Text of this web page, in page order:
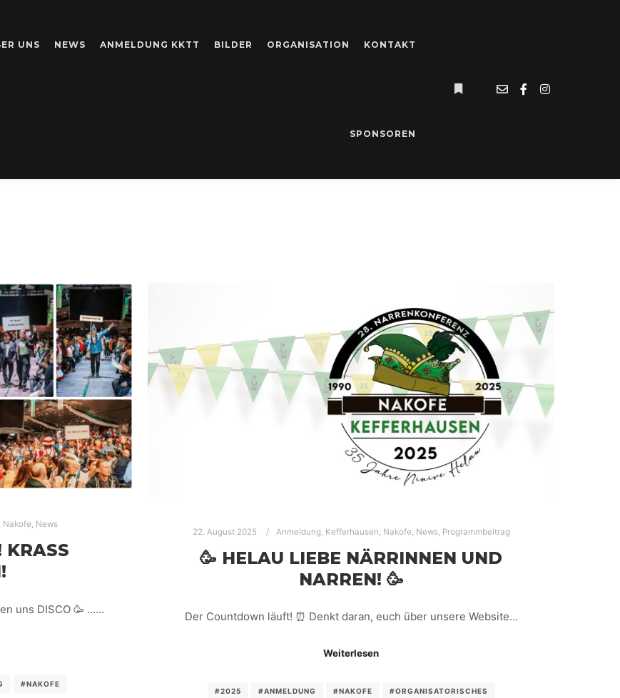
UNS NEWS ANMELDUNG KKTT BILDER ORGANISATION KONTAKT
SPONSOREN
#2025
Nakofe, News
KRASS
uns DISCO 🥳 ……
#NAKOFE
22. August 2025 Anmeldung, Kefferhausen, Nakofe, News, Programmbeitrag
🥳 HELAU LIEBE NÄRRINNEN UND
NARREN! 🥳
Der Countdown läuft! ⏰ Denkt daran, euch über unsere Website…
Weiterlesen
#2025 #ANMELDUNG #NAKOFE #ORGANISATORISCHES